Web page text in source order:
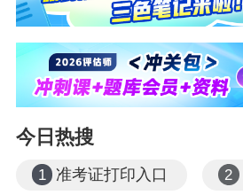
今日热搜
1 准考证打印入口 2